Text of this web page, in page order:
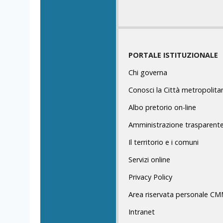
PORTALE ISTITUZIONALE
Chi governa
Conosci la Città
Albo pretorio on-line
Amministrazione trasparente
Il territorio e i comuni
Servizi online
Privacy Policy
Area riservata personale
Intranet